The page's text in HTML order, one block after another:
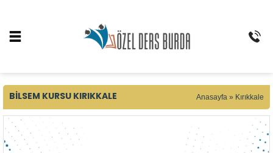
BILSEM KURSU KIRIKKALE Anasayfa » Kırıkkale